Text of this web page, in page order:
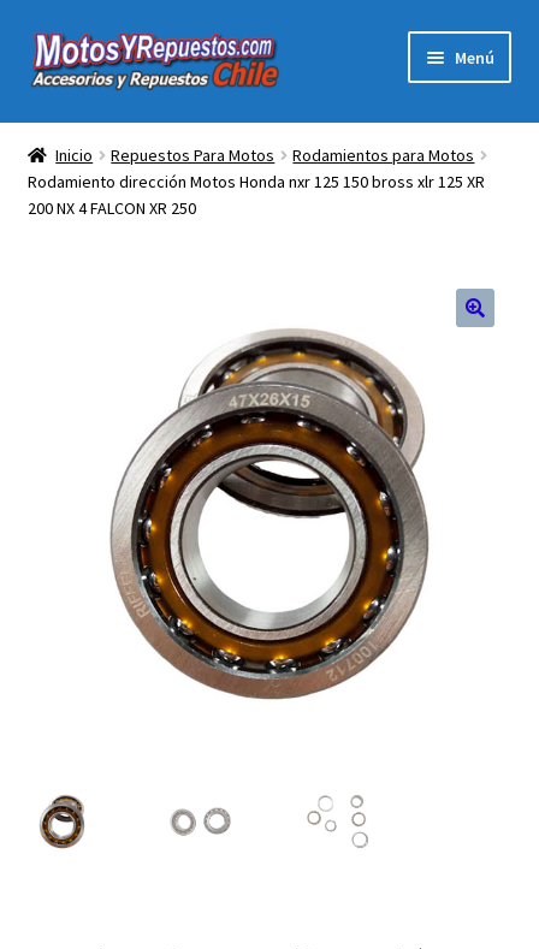
Ir
a
Ir
al
Menú
Acc y Rep Motocross Enduro
el
menú
Electronica Para Motos
Herramientas Para Taller
Ropa para Motociclistas
Tienda Física Motosyrepuestos
FAQ Preguntas Frecuentes
Inicio Repuestos Para Motos
Rodamientos para Motos
Rodamiento dirección Motos Honda nxr 125 150 bross xlr 125 XR
200 NX 4 FALCON XR 250